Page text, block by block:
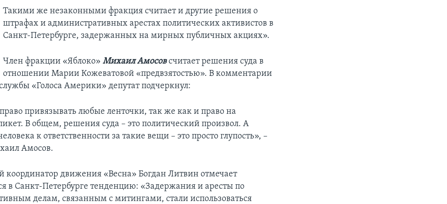
Такими же незаконными фракция считает и другие решения о
штрафах и административных арестах политических активистов в
Санкт-Петербурге, задержанных на мирных публичных акциях».
Член фракции «Яблоко» Михаил Амосовсчитает решения суда в
отношении Марии Кожеватовой «предвзятостью». В комментарии
«Голоса Америки» депутат подчеркнул:
привязывать любые ленточки, так же как и право на
В общем, решения суда – это политический произвол. А
к ответственности за такие вещи – это просто глупость», –
Амосов.
координатор движения «Весна» Богдан Литвин отмечает
в Санкт-Петербурге тенденцию: «Задержания и аресты по
делам, связанным с митингами, стали использоваться